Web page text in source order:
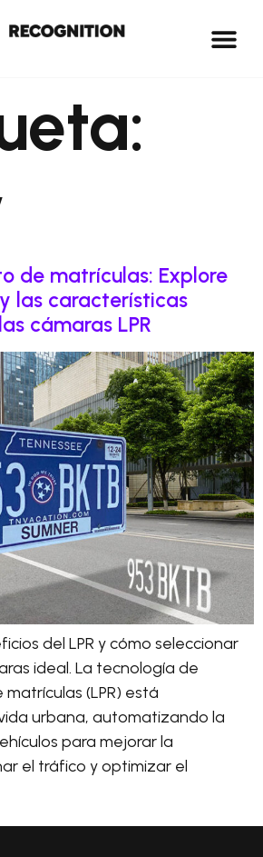
de matrículas: Explore
las características
cámaras LPR
del LPR y cómo seleccionar
ideal. La tecnología de
(LPR) está
urbana, automatizando la
para mejorar la
el tráfico y optimizar el